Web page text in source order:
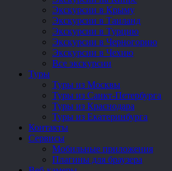
Экскурсии в Крыму
Экскурсии в Таиланд
Экскурсии в Турцию
Экскурсии в Черногорию
Экскурсии в Чехию
Все экскурсии
Туры
Туры из Москвы
Туры из Санкт-Петербурга
Туры из Краснодара
Туры из Екатеринбурга
Контакты
Сервисы
Мобильные приложения
Плагины для браузера